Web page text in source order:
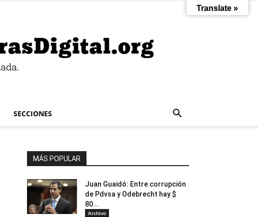
SECCIONES
MÁS POPULAR
Juan Guaidó: Entre corrupción
de Pdvsa y Odebrecht hay $
80...
Archivo
Translate »